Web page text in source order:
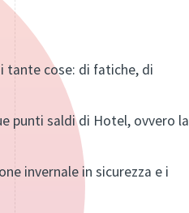
tante cose: di fatiche, di
punti saldi di Hotel, ovvero la
invernale in sicurezza e i